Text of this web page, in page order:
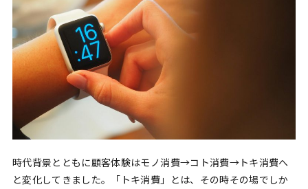
時代背景とともに顧客体験はモノ消費→コト消費→トキ消費へ
と変化してきました。「トキ消費」とは、その時その場でしか